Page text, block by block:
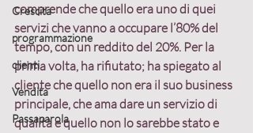
Crescita
programmazione
clienti
Vendita
Passaparola
comprende che quello era uno di quei
servizi che vanno a occupare l’80% del
tempo, con un reddito del 20%. Per la
prima volta, ha rifiutato; ha spiegato al
cliente che quello non era il suo business
principale, che ama dare un servizio di
qualità e quello non lo sarebbe stato e